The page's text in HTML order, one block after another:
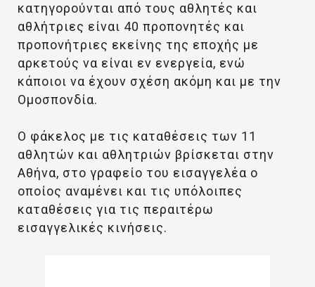
κατηγορούνται από τους αθλητές και
αθλήτριες είναι 40 προπονητές και
προπονήτριες εκείνης της εποχής με
αρκετούς να είναι εν ενεργεία, ενώ
κάποιοι να έχουν σχέση ακόμη και με την
Ομοσπονδία.
Ο φάκελος με τις καταθέσεις των 11
αθλητών και αθλητριών βρίσκεται στην
Αθήνα, στο γραφείο του εισαγγελέα ο
οποίος αναμένει και τις υπόλοιπες
καταθέσεις για τις περαιτέρω
εισαγγελικές κινήσεις.